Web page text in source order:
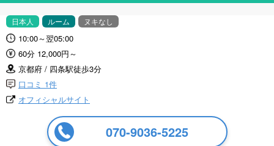
日本人 ルーム ヌキなし
10:00～翌05:00
60分 12,000円～
京都府 / 四条駅徒歩3分
口コミ 1件
オフィシャルサイト
070-9036-5225